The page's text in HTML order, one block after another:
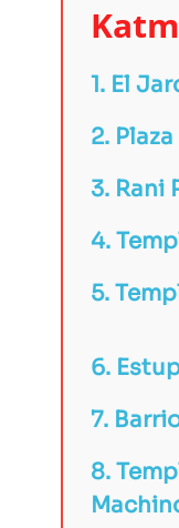
1. El
2.
3. Rani
4.
5.
6.
7.
8.